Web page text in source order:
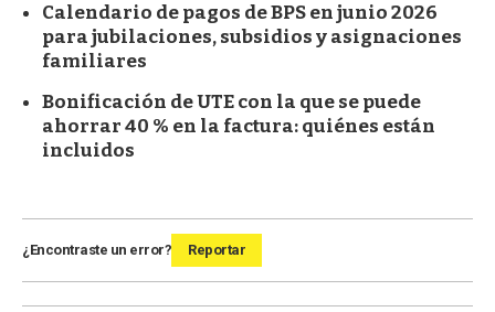
Calendario de pagos de BPS en junio 2026
para jubilaciones, subsidios y asignaciones
familiares
Bonificación de UTE con la que se puede
ahorrar 40 % en la factura: quiénes están
incluidos
¿Encontraste un error? Reportar